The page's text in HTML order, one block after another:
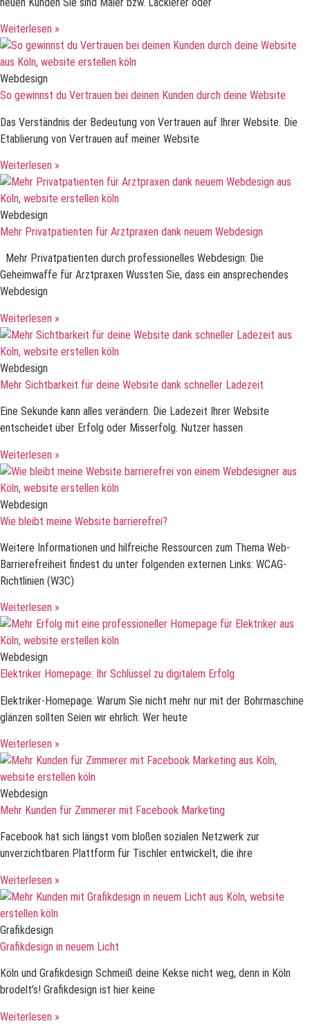
Weiterlesen »
Webdesign
So gewinnst du Vertrauen bei deinen Kunden durch deine Website
Das Verständnis der Bedeutung von Vertrauen auf Ihrer Website. Die
Etablierung von Vertrauen auf meiner Website
Weiterlesen »
Webdesign
Mehr Privatpatienten für Arztpraxen dank neuem Webdesign
Mehr Privatpatienten durch professionelles Webdesign: Die
Geheimwaffe für Arztpraxen Wussten Sie, dass ein ansprechendes
Webdesign
Weiterlesen »
Webdesign
Mehr Sichtbarkeit für deine Website dank schneller Ladezeit
Eine Sekunde kann alles verändern. Die Ladezeit Ihrer Website
entscheidet über Erfolg oder Misserfolg. Nutzer hassen
Weiterlesen »
Webdesign
Wie bleibt meine Website barrierefrei?
Weitere Informationen und hilfreiche Ressourcen zum Thema Web-
Barrierefreiheit findest du unter folgenden externen Links: WCAG-
Richtlinien (W3C)
Weiterlesen »
Webdesign
Elektriker Homepage: Ihr Schlüssel zu digitalem Erfolg
Elektriker-Homepage: Warum Sie nicht mehr nur mit der Bohrmaschine
glänzen sollten Seien wir ehrlich: Wer heute
Weiterlesen »
Webdesign
Mehr Kunden für Zimmerer mit Facebook Marketing
Facebook hat sich längst vom bloßen sozialen Netzwerk zur
unverzichtbaren Plattform für Tischler entwickelt, die ihre
Weiterlesen »
Grafikdesign
Grafikdesign in neuem Licht
Köln und Grafikdesign Schmeiß deine Kekse nicht weg, denn in Köln
brodelt’s! Grafikdesign ist hier keine
Weiterlesen »